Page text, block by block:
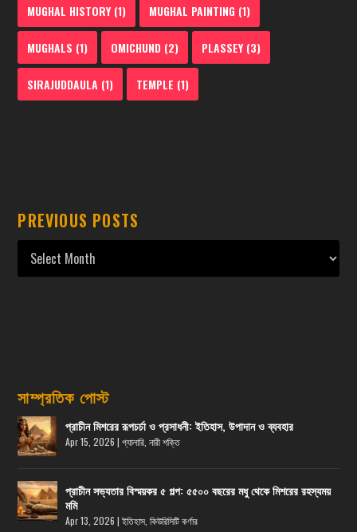
MUGHAL HISTORY(1) MUGHAL PAINTING (1)
MUGHALS (1) OMICHUND (2) PLASSEY(3)
SIRAJUDDAULA (1) TEMPLE (1)
PREVIOUS POSTS
সাম্প্রতিক পোস্ট
প্রাচীন মিশরের রূপচর্চা ও প্রসাধনী: ইতিহাস, উপাদান ও ব্যবহার
Apr 15, 2026 |গ্যালারি ,নারী শক্তি
প্রাচীন সভ্যতার বিস্ময়কর ৫ গল্প: ৫৫০০ বছরের মধু থেকে মিশরের রহস্যময়
মমি
Apr 13, 2026 |ইতিহাস ,কিউরিসিটি কর্ণার